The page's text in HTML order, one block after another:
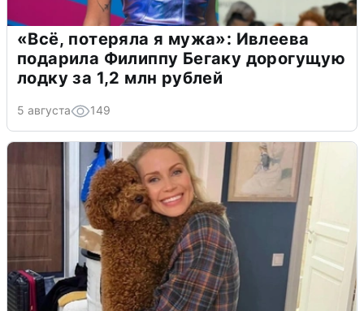
«Всё, потеряла я мужа»: Ивлеева
подарила Филиппу Бегаку дорогущую
лодку за 1,2 млн рублей
5 августа 149